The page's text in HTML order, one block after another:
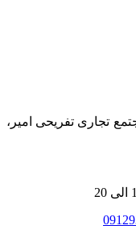
تجاری تفریحی امیر،